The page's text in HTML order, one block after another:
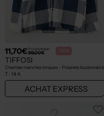
11,70€Prix boutique :
39,00€ -70%
TIFFOSI
T : 14 A
ACHAT EXPRESS